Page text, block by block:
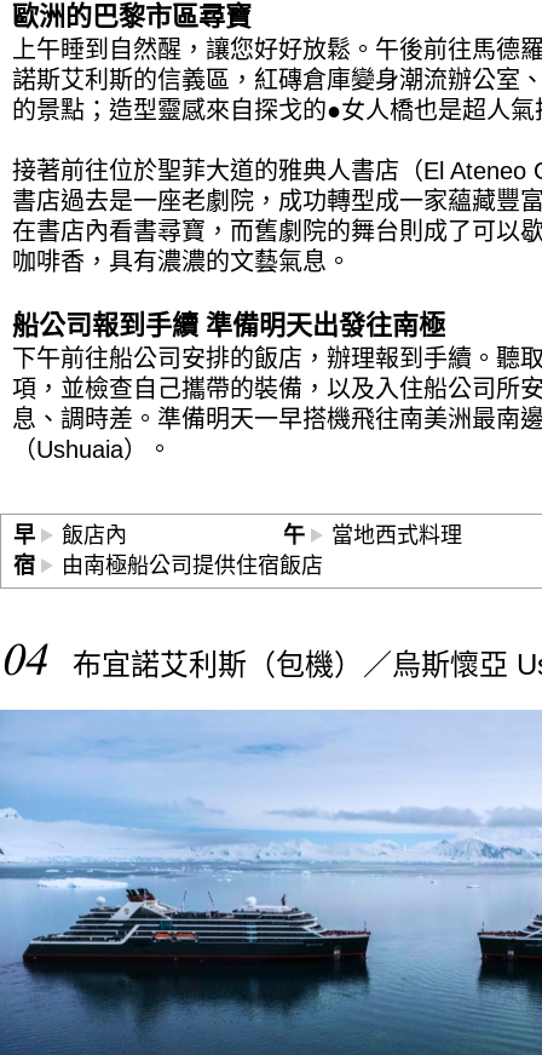
歐洲的巴黎市區尋寶
上午睡到自然醒，讓您好好放鬆。午後前往馬德
諾斯艾利斯的信義區，紅磚倉庫變身潮流辦公室
的景點；造型靈感來自探戈的●女人橋也是超人
接著前往位於聖菲大道的雅典人書店（El Ateneo
書店過去是一座老劇院，成功轉型成一家蘊藏豐
在書店內看書尋寶，而舊劇院的舞台則成了可以
咖啡香，具有濃濃的文藝氣息。
船公司報到手續 準備明天出發往南極
下午前往船公司安排的飯店，辦理報到手續。聽
項，並檢查自己攜帶的裝備，以及入住船公司所
息、調時差。準備明天一早搭機飛往南美洲最南
（Ushuaia）。
早 飯店內 午
當地西式料理
宿
由南極船公司提供住宿飯店
04 布宜諾艾利斯（包機）／烏斯懷亞